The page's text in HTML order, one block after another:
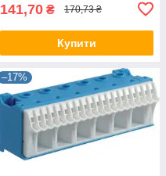
141,70 ₴ 170,73 ₴
Купити
–17%